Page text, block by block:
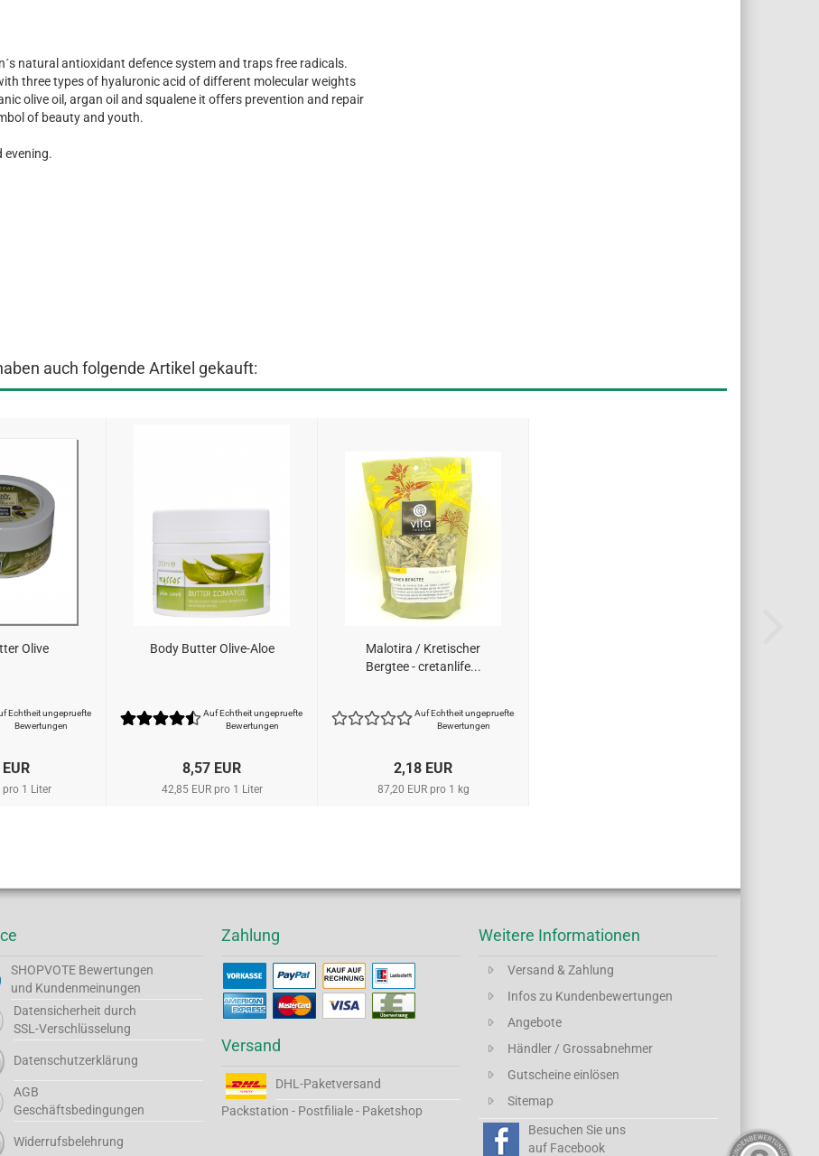
natural antioxidant defence system and traps free radicals.
three types of hyaluronic acid of different molecular weights
olive oil, argan oil and squalene it offers prevention and repair
of beauty and youth.
evening.
auch folgende Artikel gekauft:
Olive
Echtheit ungepruefte
Bewertungen
pro 1 Liter
Body Butter Olive-Aloe
Auf Echtheit ungepruefte
Bewertungen
8,57 EUR
42,85 EUR pro 1 Liter
Malotira / Kretischer
Bergtee - cretanlife...
Auf Echtheit ungepruefte
Bewertungen
2,18 EUR
87,20 EUR pro 1 kg
SHOPVOTE Bewertungen
und Kundenmeinungen
Datensicherheit durch
SSL-Verschlüsselung
Datenschutzerklärung
AGB
Geschäftsbedingungen
Widerrufsbelehrung
Zahlung
Versand
DHL-Paketversand
Packstation - Postfiliale - Paketshop
Weitere Informationen
Versand & Zahlung
Infos zu Kundenbewertungen
Angebote
Händler / Grossabnehmer
Gutscheine einlösen
Sitemap
Besuchen Sie uns
auf Facebook